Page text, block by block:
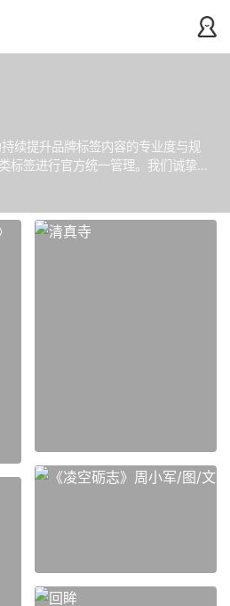
续提升品牌标签内容的专业度与规
标签进行官方统一管理。我们诚挚邀
管理团队。有好的作品可以@看到后